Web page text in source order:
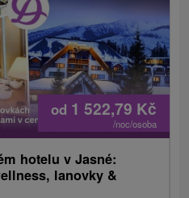
od 1 522,79 Kč
/noc/osoba
hotelu v Jasné:
lanovky &